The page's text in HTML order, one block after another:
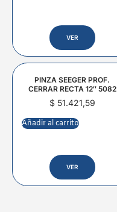
VER
PINZA SEEGER PROF.
CERRAR RECTA 12″ 5082
$51.421,59
Añadir al carrito
VER